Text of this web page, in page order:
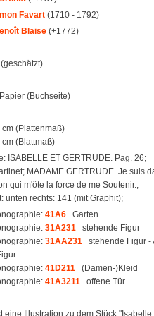
Favart (1710 - 1792)
Blaise (+1772)
(Buchseite)
cm (Plattenmaß)
cm (Blattmaß)
ISABELLE ET GERTRUDE. Pag. 26;
MADAME GERTRUDE. Je suis
qui m'ôte la force de me Soutenir.;
unten rechts: 141 (mit Graphit);
41A6 Garten
31A231 stehende Figur
31AA231 stehende Figur -
41D211 (Damen-)Kleid
41A3211 offene Tür
eine Illustration zu dem Stück "Isabelle